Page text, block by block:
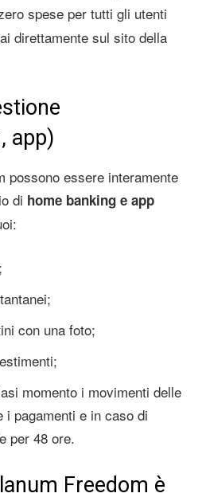
spese per tutti gli utenti
direttamente sul sito della
app)
possono essere interamente
di home banking e app
con una foto;
momento i movimenti delle
pagamenti e in caso di
per 48 ore.
Freedom è